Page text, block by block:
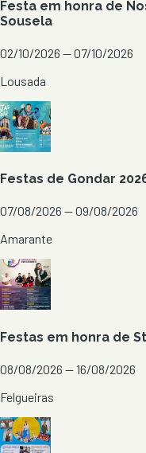
Festa em honra de
Sousela
02/10/2026 — 07/10/2026
Lousada
Festas de Gondar
07/08/2026 — 09/08/2026
Amarante
Festas em honra de
08/08/2026 — 16/08/2026
Felgueiras